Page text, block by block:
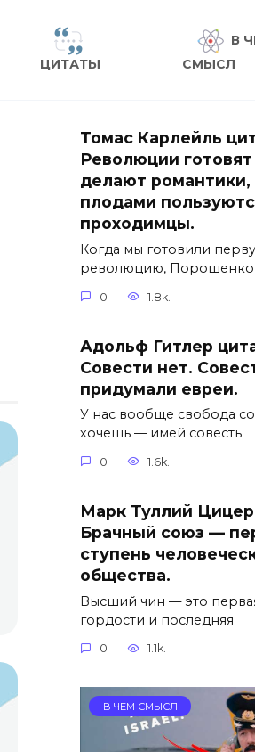
ЦИТАТЫ
В
СМЫСЛ
Томас Карлейль
Революции готовят
делают романтики,
плодами
проходимцы.
Когда мы готовили
революцию,
0 1.8k.
Адольф Гитлер
Совести нет.
придумали евреи.
У нас вообще свобода
хочешь — имей совесть
0 1.6k.
Марк Туллий
Брачный союз —
ступень
общества.
Высший чин — это
гордости и последняя
0 1.1k.
В ЧЕМ СМЫСЛ